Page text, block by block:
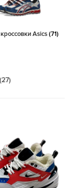
Asics(71)